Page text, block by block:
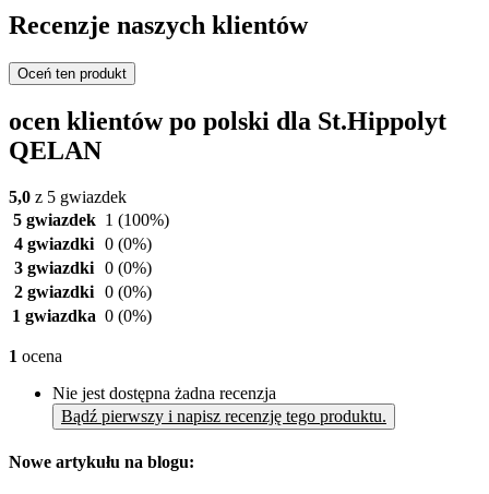
Recenzje naszych klientów
Oceń ten produkt
ocen klientów po polski dla St.Hippolyt
QELAN
5,0 z 5 gwiazdek
5 gwiazdek 1 (100%)
4 gwiazdki 0 (0%)
3 gwiazdki 0 (0%)
2 gwiazdki 0 (0%)
1 gwiazdka 0 (0%)
1 ocena
Nie jest dostępna żadna recenzja
Bądź pierwszy i napisz recenzję tego produktu.
Nowe artykułu na blogu: